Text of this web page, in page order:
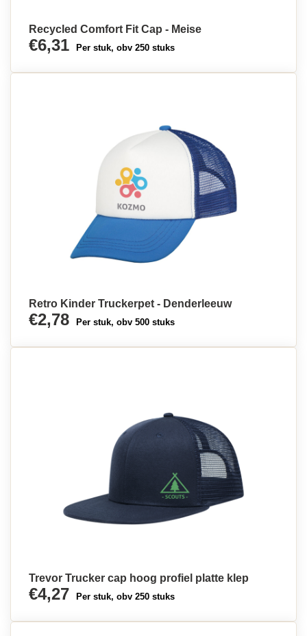
Recycled Comfort Fit Cap - Meise
€6,31 Per stuk, obv 250 stuks
Retro Kinder Truckerpet - Denderleeuw
€2,78 Per stuk, obv 500 stuks
Trevor Trucker cap hoog profiel platte klep
€4,27 Per stuk, obv 250 stuks